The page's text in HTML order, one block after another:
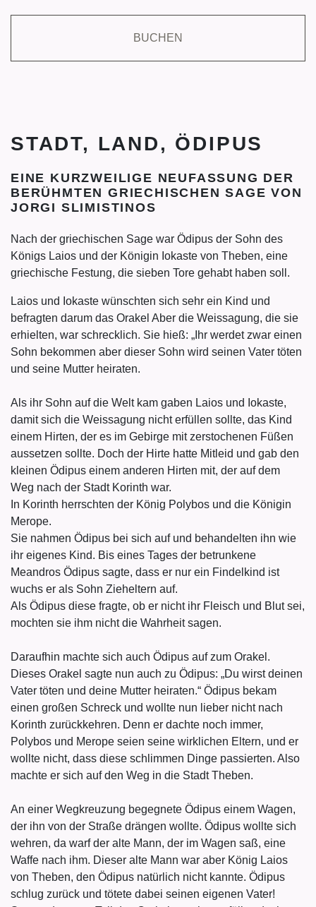
BUCHEN
STADT, LAND, ÖDIPUS
EINE KURZWEILIGE NEUFASSUNG DER
BERÜHMTEN GRIECHISCHEN SAGE VON
JORGI SLIMISTINOS
Nach der griechischen Sage war Ödipus der Sohn des
Königs Laios und der Königin Iokaste von Theben, eine
griechische Festung, die sieben Tore gehabt haben soll.
Laios und Iokaste wünschten sich sehr ein Kind und
befragten darum das Orakel Aber die Weissagung, die sie
erhielten, war schrecklich. Sie hieß: „Ihr werdet zwar einen
Sohn bekommen aber dieser Sohn wird seinen Vater töten
und seine Mutter heiraten.
Als ihr Sohn auf die Welt kam gaben Laios und Iokaste,
damit sich die Weissagung nicht erfüllen sollte, das Kind
einem Hirten, der es im Gebirge mit zerstochenen Füßen
aussetzen sollte. Doch der Hirte hatte Mitleid und gab den
kleinen Ödipus einem anderen Hirten mit, der auf dem
Weg nach der Stadt Korinth war.
In Korinth herrschten der König Polybos und die Königin
Merope.
Sie nahmen Ödipus bei sich auf und behandelten ihn wie
ihr eigenes Kind. Bis eines Tages der betrunkene
Meandros Ödipus sagte, dass er nur ein Findelkind ist
wuchs er als Sohn Zieheltern auf.
Als Ödipus diese fragte, ob er nicht ihr Fleisch und Blut sei,
mochten sie ihm nicht die Wahrheit sagen.
Daraufhin machte sich auch Ödipus auf zum Orakel.
Dieses Orakel sagte nun auch zu Ödipus: „Du wirst deinen
Vater töten und deine Mutter heiraten.“ Ödipus bekam
einen großen Schreck und wollte nun lieber nicht nach
Korinth zurückkehren. Denn er dachte noch immer,
Polybos und Merope seien seine wirklichen Eltern, und er
wollte nicht, dass diese schlimmen Dinge passierten. Also
machte er sich auf den Weg in die Stadt Theben.
An einer Wegkreuzung begegnete Ödipus einem Wagen,
der ihn von der Straße drängen wollte. Ödipus wollte sich
wehren, da warf der alte Mann, der im Wagen saß, eine
Waffe nach ihm. Dieser alte Mann war aber König Laios
von Theben, den Ödipus natürlich nicht kannte. Ödipus
schlug zurück und tötete dabei seinen eigenen Vater!